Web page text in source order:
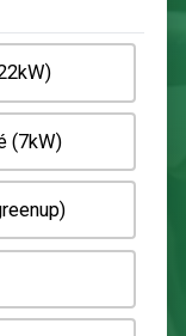
6
souhaitez-
?
(22kW)
(7kW)